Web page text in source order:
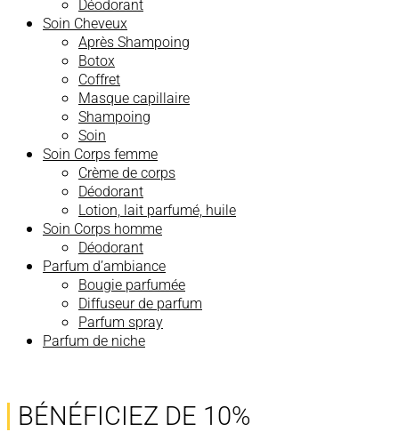
Déodorant
Soin Cheveux
Après Shampoing
Botox
Coffret
Masque capillaire
Shampoing
Soin
Soin Corps femme
Crème de corps
Déodorant
Lotion, lait parfumé, huile
Soin Corps homme
Déodorant
Parfum d’ambiance
Bougie parfumée
Diffuseur de parfum
Parfum spray
Parfum de niche
BÉNÉFICIEZ DE 10%